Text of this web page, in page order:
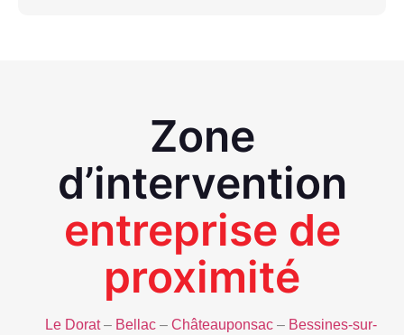
Zone
d’intervention
entreprise de
proximité
Le Dorat– Bellac – Châteauponsac – Bessines-sur-